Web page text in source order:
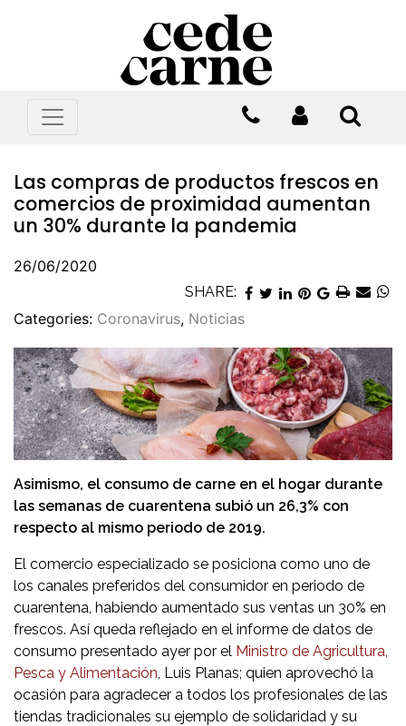
Las compras de productos frescos en
comercios de proximidad aumentan
un 30% durante la pandemia
26/06/2020
SHARE:
Categories: Coronavirus, Noticias
Asimismo, el consumo de carne en el hogar durante
las semanas de cuarentena subió un 26,3% con
respecto al mismo periodo de 2019.
El comercio especializado se posiciona como uno de
los canales preferidos del consumidor en periodo de
cuarentena, habiendo aumentado sus ventas un 30% en
frescos. Así queda reflejado en el informe de datos de
consumo presentado ayer por el Ministro de Agricultura,
Pesca y Alimentación , Luis Planas; quien aprovechó la
ocasión para agradecer a todos los profesionales de las
tiendas tradicionales su ejemplo de solidaridad y su